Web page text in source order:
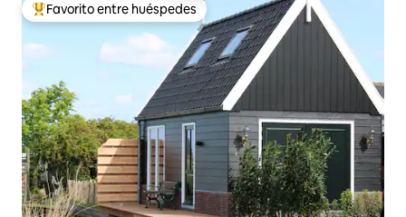
Favorito entre huéspedes preferido
Favorito entre huéspedes